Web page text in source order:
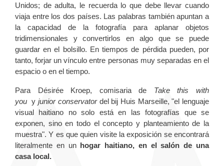
Unidos; de adulta, le recuerda lo que debe llevar cuando
viaja entre los dos países. Las palabras también apuntan a
la capacidad de la fotografía para aplanar objetos
tridimensionales y convertirlos en algo que se puede
guardar en el bolsillo. En tiempos de pérdida pueden, por
tanto, forjar un vínculo entre personas muy separadas en el
espacio o en el tiempo.
Para Désirée Kroep, comisaria de Take this with
you yjunior conservatordel bij Huis Marseille, "el lenguaje
visual haitiano no solo está en las fotografías que se
exponen, sino en todo el concepto y planteamiento de la
muestra". Y es que quien visite la exposición se encontrará
literalmente en un hogar haitiano, en el salón de una
casa local.